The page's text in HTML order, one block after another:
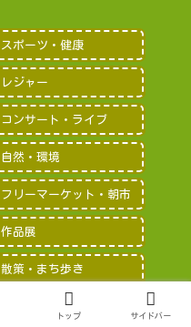
スポーツ・健康
レジャー
コンサート・ライブ
自然・環境
フリーマーケット・朝市
作品展
散策・まち歩き
トップ サイドバー